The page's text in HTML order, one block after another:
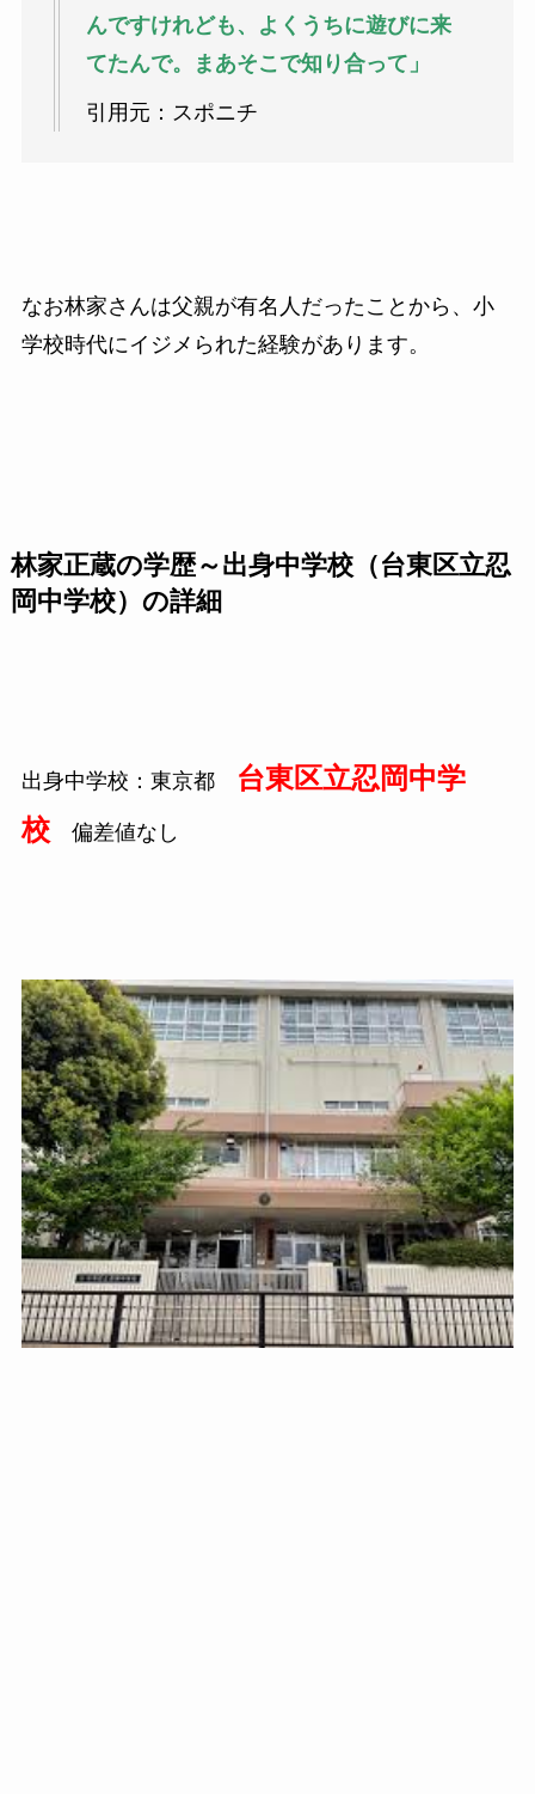
んですけれども、よくうちに遊びに来
てたんで。まあそこで知り合って」
引用元：スポニチ
なお林家さんは父親が有名人だったことから、小
学校時代にイジメられた経験があります。
林家正蔵の学歴～出身中学校（台東区立忍
岡中学校）の詳細
出身中学校：東京都
台東区立忍岡中学
校偏差値なし